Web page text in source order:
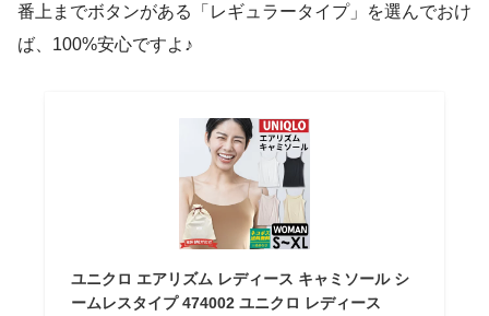
番上までボタンがある「レギュラータイプ」を選んでおけ
ば、100%安心ですよ♪
ユニクロ エアリズム レディース キャミソール シ
ームレスタイプ 474002 ユニクロ レディース